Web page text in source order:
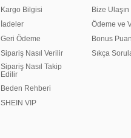
Kargo Bilgisi
İadeler
Geri Ödeme
Sipariş Nasıl Verilir
Sipariş Nasıl Takip
Edilir
Beden Rehberi
SHEIN VIP
Bize Ulaşın
Ödeme ve
Bonus Puan
Sıkça